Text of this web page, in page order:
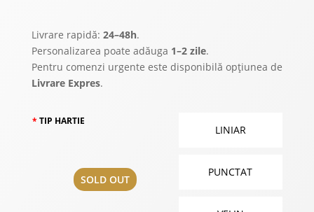
Livrare rapidă: 24–48h.
Personalizarea poate adăuga 1–2 zile.
Pentru comenzi urgente este disponibilă opțiunea de
Livrare Expres.
SOLD OUT
TIP HARTIE
LINIAR
PUNCTAT